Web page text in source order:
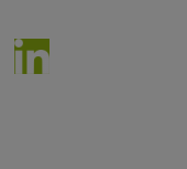
InstagramLinkedIn